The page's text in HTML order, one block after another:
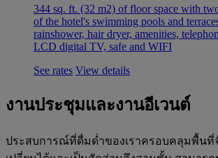
344 sq. ft. (32 m2) of floor space with
of the hotel's swimming pools and
rainshower, hair dryer, amenities,
LCD digital TV, safe and WIFI
See rates View details
งานประชุมและงานอีเวนต์
ประสบการณ์ที่ดื่มด่ำของเราครอบคลุมพื้นที่